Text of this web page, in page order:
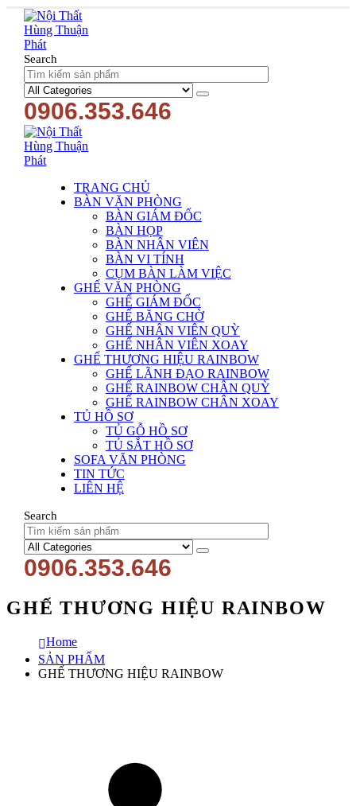
Search
0906.353.646
TRANG CHỦ
BÀN VĂN PHÒNG
BÀN GIÁM ĐỐC
BÀN HỌP
BÀN NHÂN VIÊN
BÀN VI TÍNH
CỤM BÀN LÀM VIỆC
GHẾ VĂN PHÒNG
GHẾ GIÁM ĐỐC
GHẾ BĂNG CHỜ
GHẾ NHÂN VIÊN QUỲ
GHẾ NHÂN VIÊN XOAY
GHẾ THƯƠNG HIỆU RAINBOW
GHẾ LÃNH ĐẠO RAINBOW
GHẾ RAINBOW CHÂN QUỲ
GHẾ RAINBOW CHÂN XOAY
TỦ HỒ SƠ
TỦ GỖ HỒ SƠ
TỦ SẮT HỒ SƠ
SOFA VĂN PHÒNG
TIN TỨC
LIÊN HỆ
Search
0906.353.646
GHẾ THƯƠNG HIỆU RAINBOW
Home
SẢN PHẨM
GHẾ THƯƠNG HIỆU RAINBOW